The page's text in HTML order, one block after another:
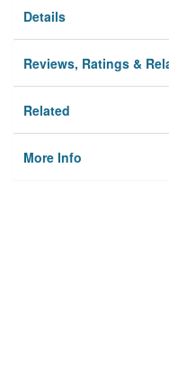
Details
Reviews, Ratings &
Related
More Info